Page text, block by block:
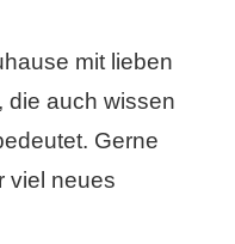
mit lieben
die auch wissen
Gerne
viel neues